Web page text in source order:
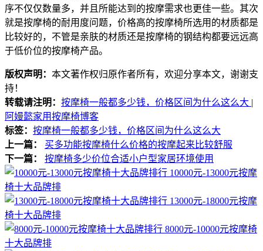
序不仅仅数量多，并且所能达到的按摩需求也更佳一些。其次
就是按摩椅的耐用度问题，价格高的按摩椅所选用的材质都是
比较好的，不管是亲肤的材质还是按摩椅的钢结构都要远远高
于低价位的按摩椅产品。
版权声明： 本文著作权归原作者所有，欢迎分享本文，谢谢支
持！
转载请注明： 按摩椅一般都多少钱，价格区间为什么这么大 |
阿嫚懿家用按摩椅博客
标签： 按摩椅一般都多少钱，价格区间为什么这么大
上一篇：
买多功能按摩椅什么价格的按摩起来比较舒服
下一篇：
按摩椅多少价位合适小户型家居环境使用
10000元-13000元按摩
椅十大品牌排
13000元-18000元按摩
椅十大品牌排
8000元-10000元按摩椅
十大品牌排